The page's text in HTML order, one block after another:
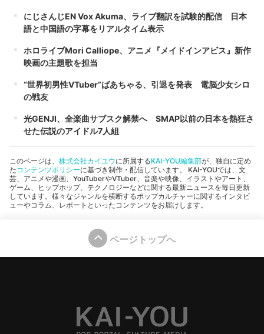
にじさんじEN Vox Akuma、ライブ翻訳を試験的配信 日本
語と中国語の字幕をリアルタイム表示
ホロライブMori Calliope、アニメ『メイドインアビス』新作
映画の主題歌を担当
“世界初男性VTuber”ばあちゃる、引退を発表 電脳少女シロ
の戦友
光GENJI、全楽曲サブスク解禁へ SMAP以前の日本を熱狂さ
せた伝説のアイドル7人組
このページは、 株式会社カイユウに所属するKAI-YOU編集部が、独自に定め
た コンテンツポリシーに基づき制作・配信しています。 KAI-YOUでは、文
芸、アニメや漫画、YouTuberやVTuber、音楽や映像、イラストやアート、
ゲーム、ヒップホップ、テクノロジーなどに関する最新ニュースを毎日更新
しています。様々なジャンルを横断するポップカルチャーに関するインタビ
ューやコラム、レポートといったコンテンツをお届けします。
ページトップへ